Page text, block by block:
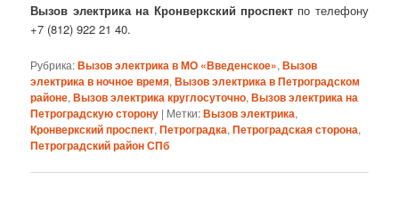
Вызов электрика на Кронверкский проспектпо телефону
+7 (812) 922 21 40.
Рубрика:Вызов электрика в МО «Введенское»,Вызов
электрика в ночное время,Вызов электрика в Петроградском
районе,Вызов электрика круглосуточно,Вызов электрика на
Петроградскую сторону | Метки:Вызов электрика,
Кронверкский проспект,Петроградка,Петроградская сторона,
Петроградский район СПб